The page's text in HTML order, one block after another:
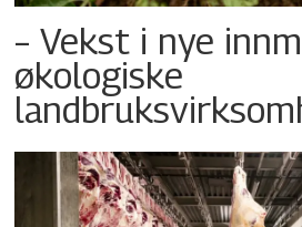
– Vekst i nye
økologiske